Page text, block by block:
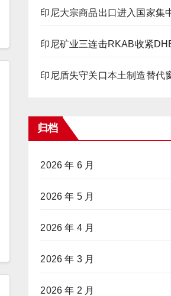
印尼大宗商品出口进入国家集
印尼矿业三连击RKAB收紧
印尼盾失守关口本土制造替代
归档
2026 年 6 月
2026 年 5 月
2026 年 4 月
2026 年 3 月
2026 年 2 月